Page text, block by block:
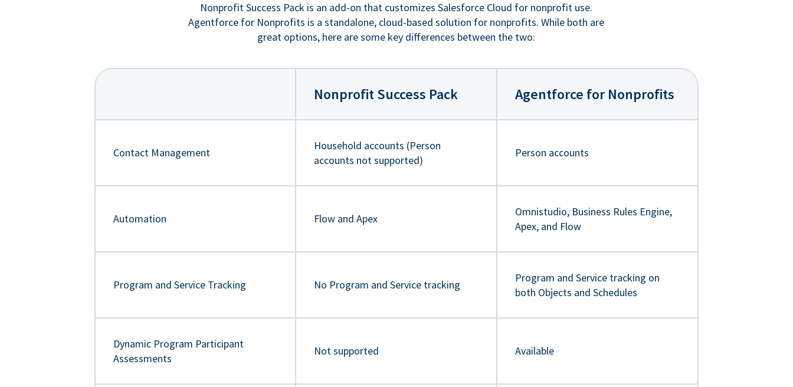
Nonprofit Success Pack is an add-on that customizes Salesforce Cloud for nonprofit use.
Agentforce for Nonprofits is a standalone, cloud-based solution for nonprofits. While both are
great options, here are some key differences between the two:
Nonprofit Success Pack Agentforce for Nonprofits
Contact Management
Household accounts (Person
accounts not supported)
Person accounts
Automation Flow and Apex
Omnistudio, Business Rules Engine,
Apex, and Flow
Program and Service Tracking No Program and Service tracking
Program and Service tracking on
both Objects and Schedules
Dynamic Program Participant
Assessments
Not supported Available